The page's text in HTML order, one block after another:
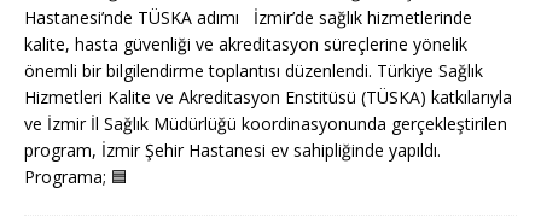
Hastanesi’nde TÜSKA adımı İzmir’de sağlık hizmetlerinde
kalite, hasta güvenliği ve akreditasyon süreçlerine yönelik
önemli bir bilgilendirme toplantısı düzenlendi. Türkiye Sağlık
Hizmetleri Kalite ve Akreditasyon Enstitüsü (TÜSKA) katkılarıyla
ve İzmir İl Sağlık Müdürlüğü koordinasyonunda gerçekleştirilen
program, İzmir Şehir Hastanesi ev sahipliğinde yapıldı.
Programa; 🟦